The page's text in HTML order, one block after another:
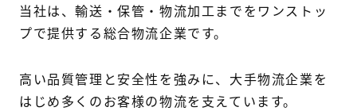
拠点
新着情報
当社は、輸送・保管・物流加工までをワンストッ
プで提供する総合物流企業です。
高い品質管理と安全性を強みに、大手物流企業を
はじめ多くのお客様の物流を支えています。